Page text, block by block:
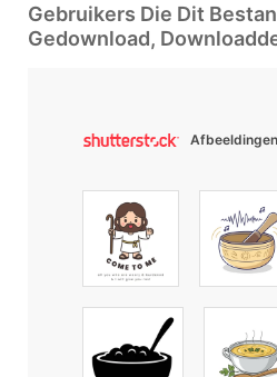
Gebruikers Die Dit
Gedownload,